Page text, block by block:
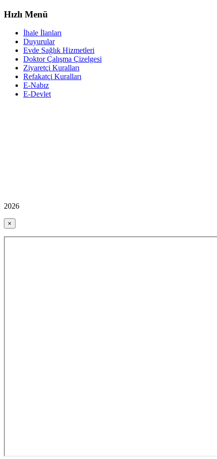
Hızlı Menü
İhale İlanları
Duyurular
Evde Sağlık Hizmetleri
Doktor Çalışma Çizelgesi
Ziyaretçi Kuralları
Refakatçi Kuralları
E-Nabız
E-Devlet
2026
×